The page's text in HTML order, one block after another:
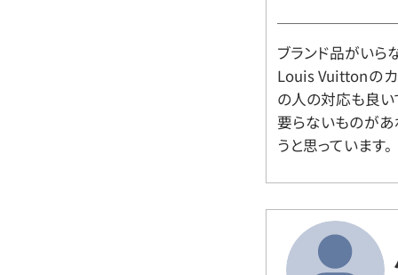
ブランド品がいら
Louis Vuittonの
の人の対応も良い
要らないものがあ
うと思っています。